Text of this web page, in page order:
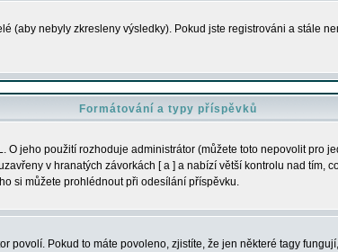
(aby nebyly zkresleny výsledky). Pokud jste registrováni a stále
Formátování a typy příspěvků
O jeho použití rozhoduje administrátor (můžete toto nepovolit pro
v hranatých závorkách [ a ] a nabízí větší kontrolu nad tím,
si můžete prohlédnout při odesílání příspěvku.
povolí. Pokud to máte povoleno, zjistíte, že jen některé tagy